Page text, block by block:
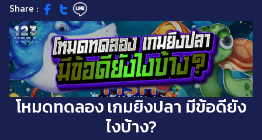
Share :
โหมดทดลอง เกมยิงปลา มีข้อดียัง
ไงบ้าง?